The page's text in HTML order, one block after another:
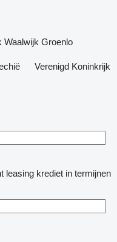
Waalwijk Groenlo
Verenigd Koninkrijk
leasing krediet in termijnen